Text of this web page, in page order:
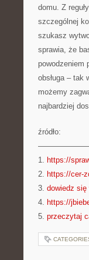
domu. Z
szczególnej
szukasz
sprawia, że
powodzeniem
obsługa – tak
możemy
najbardziej
źródło:
1. https://
2. https://cer-
3. dowiedz się
4. https://
5. przeczytaj